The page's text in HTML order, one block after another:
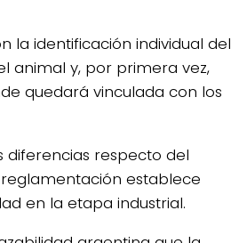
la identificación individual del
animal y, por primera vez,
quedará vinculada con los
diferencias respecto del
establece
en la etapa industrial.